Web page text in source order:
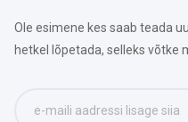
Ole esimene kes saab teada
hetkel lõpetada, selleks võtke